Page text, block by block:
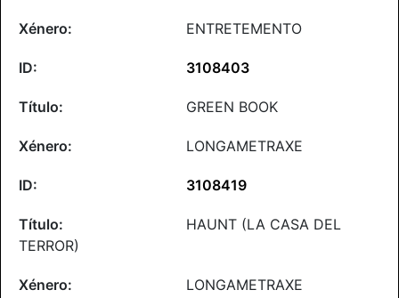
ENTRETEMENTO
3108403
GREEN BOOK
LONGAMETRAXE
3108419
HAUNT (LA CASA DEL
TERROR)
LONGAMETRAXE